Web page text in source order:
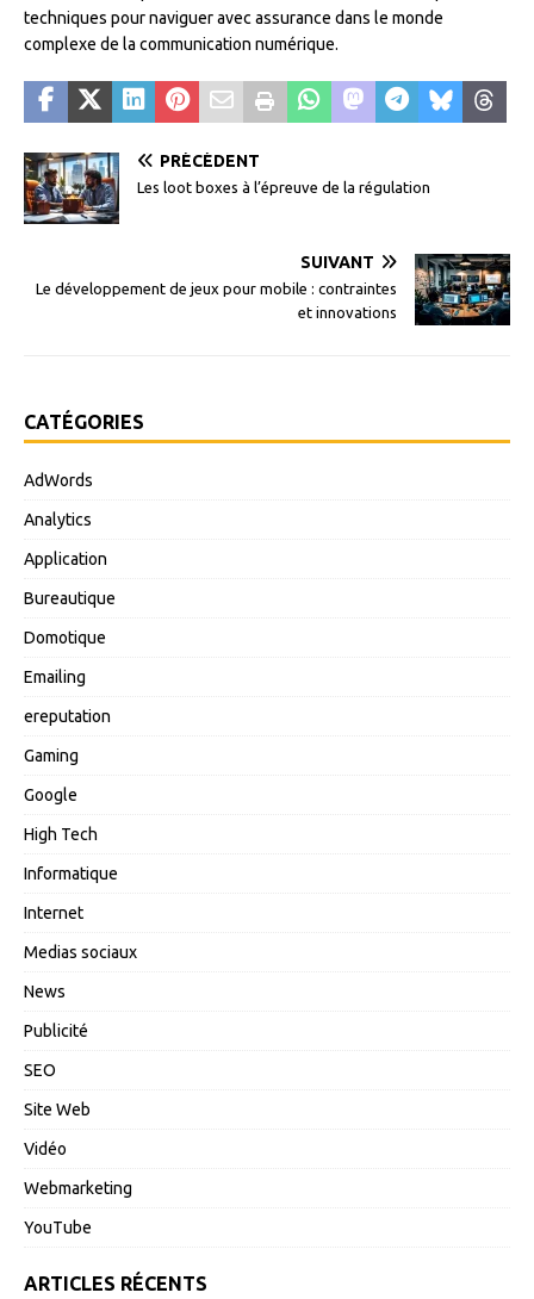
techniques pour naviguer avec assurance dans le monde
complexe de la communication numérique.
PRÉCÉDENT
Les loot boxes à l’épreuve de la régulation
SUIVANT
Le développement de jeux pour mobile : contraintes
et innovations
CATÉGORIES
AdWords
Analytics
Application
Bureautique
Domotique
Emailing
ereputation
Gaming
Google
High Tech
Informatique
Internet
Medias sociaux
News
Publicité
SEO
Site Web
Vidéo
Webmarketing
YouTube
ARTICLES RÉCENTS